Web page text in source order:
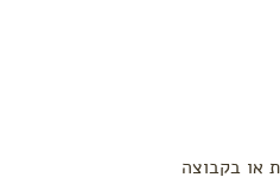
או בקבוצה